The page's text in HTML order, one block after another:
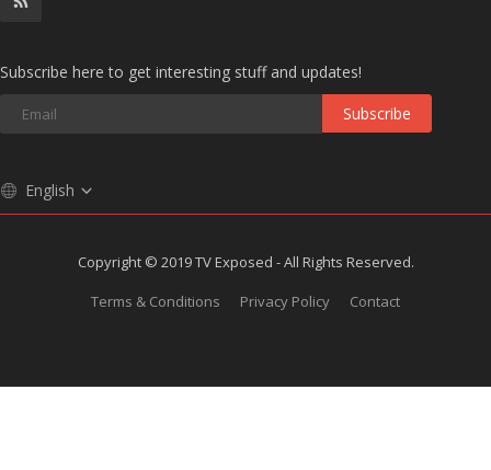
Subscribe here to get interesting stuff and updates!
Subscribe
English
Copyright © 2019 TV Exposed - All Rights Reserved.
Terms & Conditions
Privacy Policy Contact